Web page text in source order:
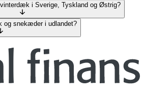
i Sverige, Tyskland og Østrig?
og snekæder i udlandet?